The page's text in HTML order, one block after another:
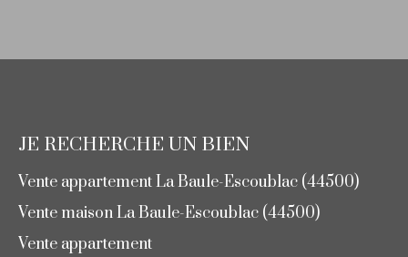
JE RECHERCHE UN BIEN
Vente appartement La Baule-Escoublac (44500)
Vente maison La Baule-Escoublac (44500)
Vente appartement